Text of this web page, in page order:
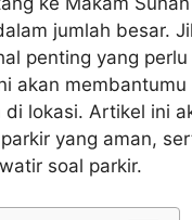
jumlah besar.
penting yang
akan
lokasi. Artikel ini
yang aman,
soal parkir.